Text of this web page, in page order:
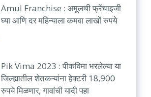
Amul Franchise : अमूलची फ्रेंचाइजी
घ्या आणि दर महिन्याला कमवा लाखों रुपये
Pik Vima 2023 : पीकविमा भरलेल्या या
जिल्ह्यातील शेतकऱ्यांना हेक्टरी 18,900
रुपये मिळणार, गावांची यादी पहा